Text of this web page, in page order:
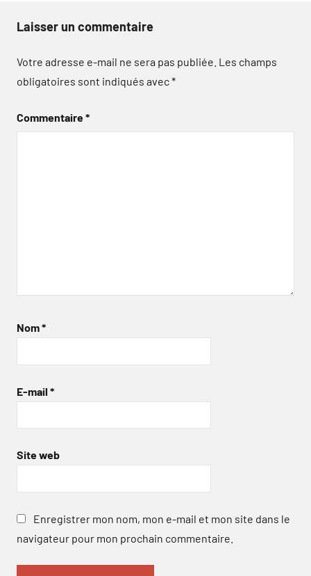
Laisser un commentaire
Votre adresse e-mail ne sera pas publiée. Les champs
obligatoires sont indiqués avec*
Commentaire*
Nom*
E-mail *
Site web
Enregistrer mon nom, mon e-mail et mon site dans le
navigateur pour mon prochain commentaire.